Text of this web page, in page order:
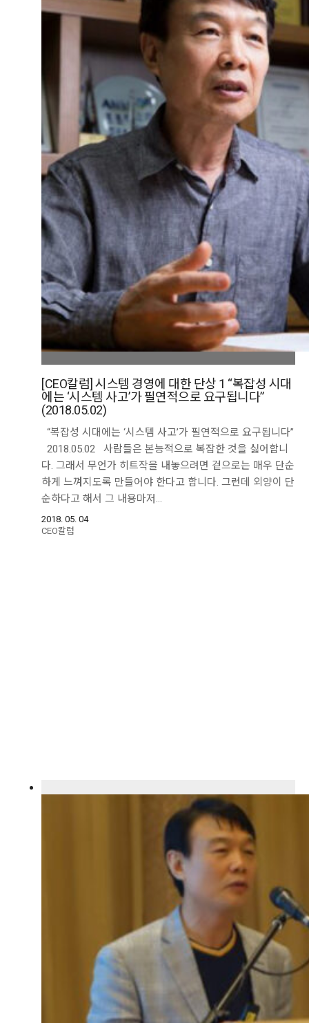
[CEO칼럼] 시스템 경영에 대한 단상 1 “복잡성 시대
에는 ‘시스템 사고’가 필연적으로 요구됩니다”
(2018.05.02)
“복잡성 시대에는 ‘시스템 사고’가 필연적으로 요구됩니다”
2018.05.02 사람들은 본능적으로 복잡한 것을 싫어합니
다. 그래서 무언가 히트작을 내놓으려면 겉으로는 매우 단순
하게 느껴지도록 만들어야 한다고 합니다. 그런데 외양이 단
순하다고 해서 그 내용마저…
2018. 05. 04
CEO칼럼